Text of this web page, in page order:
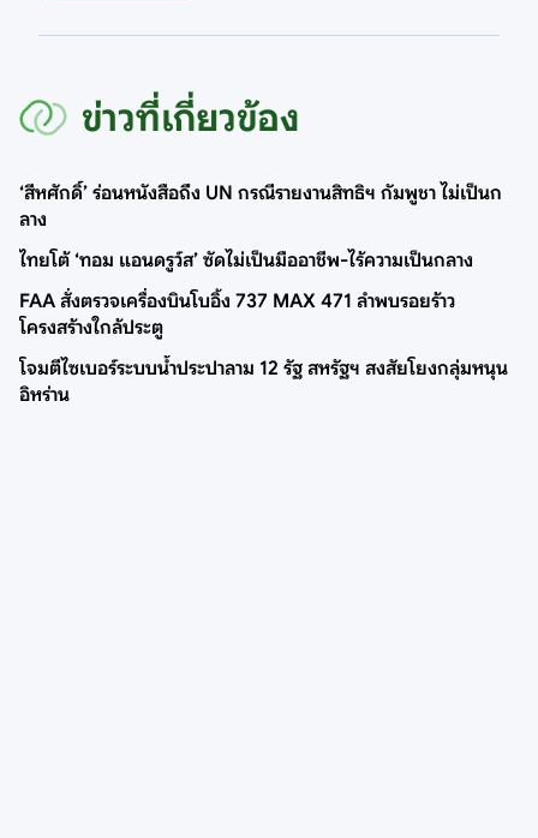
ข่าวที่เกี่ยวข้อง
‘สีหศักดิ์’ ร่อนหนังสือถึง UN กรณีรายงานสิทธิฯ กัมพูชา ไม่เป็นก
ลาง
ไทยโต้ ‘ทอม แอนดรูว์ส’ ซัดไม่เป็นมืออาชีพ-ไร้ความเป็นกลาง
FAA สั่งตรวจเครื่องบินโบอิ้ง 737 MAX 471 ลำพบรอยร้าว
โครงสร้างใกล้ประตู
โจมตีไซเบอร์ระบบน้ำประปาลาม 12 รัฐ สหรัฐฯ สงสัยโยงกลุ่มหนุน
อิหร่าน